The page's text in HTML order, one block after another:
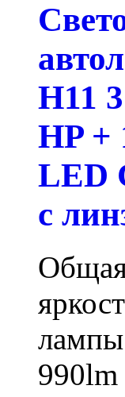
H11
HP +
LED
с
990lm